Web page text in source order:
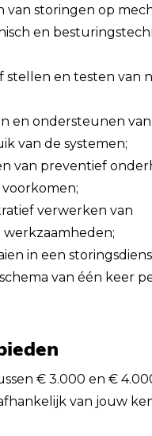
van storingen op
en
stellen en testen van
en ondersteunen
van de systemen;
van preventief
verwerken van
in een
van één keer
€ 3.000 en €
van jouw